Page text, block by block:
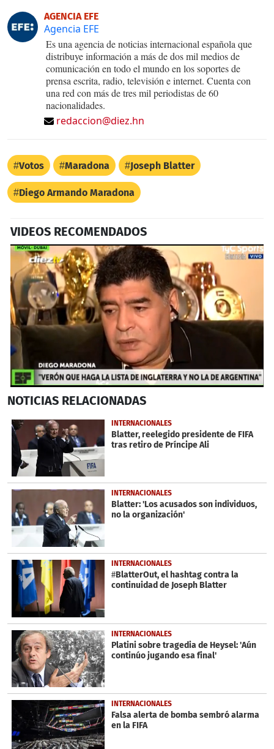
AGENCIA EFE
Agencia EFE
Es una agencia de noticias internacional española que
distribuye información a más de dos mil medios de
comunicación en todo el mundo en los soportes de
prensa escrita, radio, televisión e internet. Cuenta con
una red con más de tres mil periodistas de 60
nacionalidades.
redaccion@diez.hn
Votos Maradona Joseph Blatter
Diego Armando Maradona
VIDEOS RECOMENDADOS
seconds
1
minute,
34
seconds
NOTICIAS RELACIONADAS
INTERNACIONALES
Blatter, reelegido presidente de FIFA
tras retiro de Príncipe Ali
INTERNACIONALES
Blatter: 'Los acusados son individuos,
no la organización'
INTERNACIONALES
#BlatterOut, el hashtag contra la
continuidad de Joseph Blatter
INTERNACIONALES
Platini sobre tragedia de Heysel: 'Aún
continúo jugando esa final'
INTERNACIONALES
Falsa alerta de bomba sembró alarma
en la FIFA